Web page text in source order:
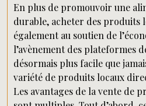
En plus de promouvoir une
durable, acheter des produits
également au soutien de
l’avènement des plateformes
désormais plus facile que
variété de produits locaux
Les avantages de la vente de